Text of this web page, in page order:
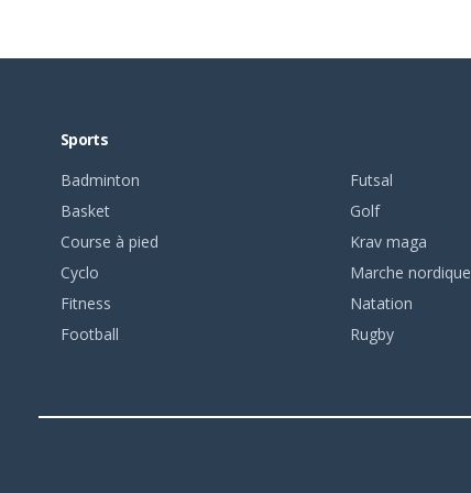
Sports
Badminton
Basket
Course à pied
Cyclo
Fitness
Football
Futsal
Golf
Krav maga
Marche nordique
Natation
Rugby